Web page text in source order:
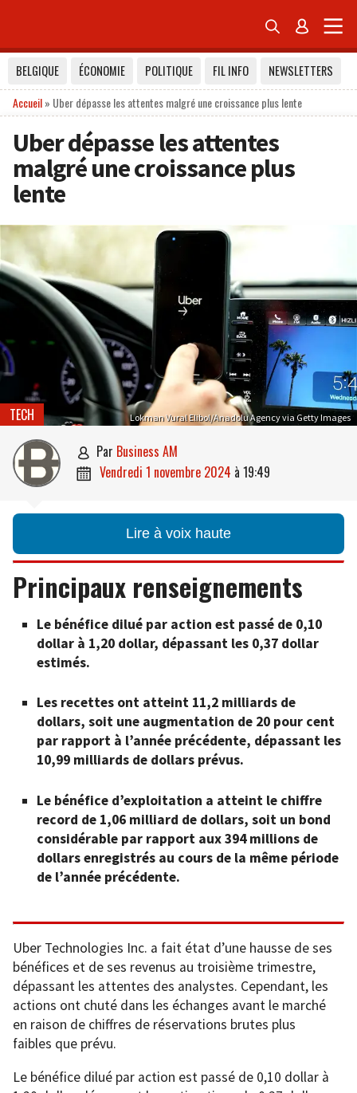
 
BELGIQUE ÉCONOMIE POLITIQUE FIL INFO
NEWSLETTERS
Accueil» Uber dépasse les attentes malgré une croissance plus lente
Uber dépasse les attentes
malgré une croissance plus
lente
Lokman Vural Elibol/Anadolu Agency via Getty Images
TECH
 par Business AM
 vendredi 1 novembre 2024 à 19:49
Lire à voix haute
Principaux renseignements
Le bénéfice dilué par action est passé de 0,10
dollar à 1,20 dollar, dépassant les 0,37 dollar
estimés.
Les recettes ont atteint 11,2 milliards de
dollars, soit une augmentation de 20 pour cent
par rapport à l’année précédente, dépassant les
10,99 milliards de dollars prévus.
Le bénéfice d’exploitation a atteint le chiffre
record de 1,06 milliard de dollars, soit un bond
considérable par rapport aux 394 millions de
dollars enregistrés au cours de la même période
de l’année précédente.
Uber Technologies Inc. a fait état d’une hausse de ses
bénéfices et de ses revenus au troisième trimestre,
dépassant les attentes des analystes. Cependant, les
actions ont chuté dans les échanges avant le marché
en raison de chiffres de réservations brutes plus
faibles que prévu.
Le bénéfice dilué par action est passé de 0,10 dollar à